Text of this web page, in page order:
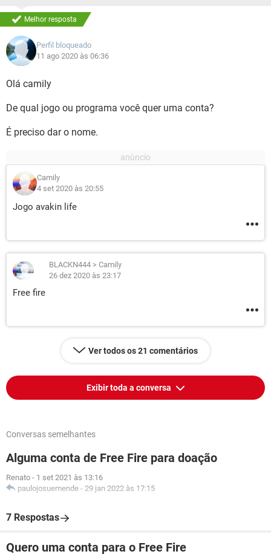
Melhor resposta
Perfil bloqueado
11 ago 2020 às 06:36
Olá camily
De qual jogo ou programa você quer uma conta?
É preciso dar o nome.
Camily
4 set 2020 às 20:55
Jogo avakin life
BLACKN444 > Camily
26 dez 2020 às 23:17
Free fire
Ver todos os 21 comentários
Exibir toda a conversa
Conversas semelhantes
Alguma conta de Free Fire para doação
Renato - 1 set 2021 às 13:16
paulojosuemende - 29 jan 2022 às 17:15
7 Respostas
Quero uma conta para o Free Fire